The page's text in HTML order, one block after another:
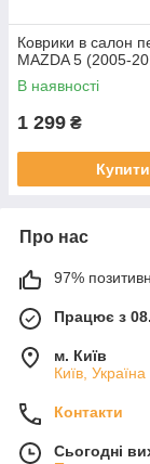
Коврики в салон
MAZDA 5 (2005-
В наявності
1 299 ₴
Купити
Про нас
97%
Працює з
м. Київ
Київ, Україна
Контакти
Сьогодні